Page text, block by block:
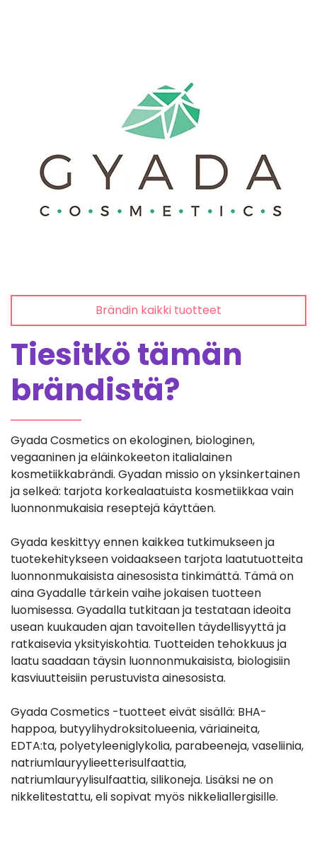
Brändin kaikki tuotteet
Tiesitkö tämän
brändistä?
Gyada Cosmetics on ekologinen, biologinen,
vegaaninen ja eläinkokeeton italialainen
kosmetiikkabrändi. Gyadan missio on yksinkertainen
ja selkeä: tarjota korkealaatuista kosmetiikkaa vain
luonnonmukaisia reseptejä käyttäen.
Gyada keskittyy ennen kaikkea tutkimukseen ja
tuotekehitykseen voidaakseen tarjota laatutuotteita
luonnonmukaisista ainesosista tinkimättä. Tämä on
aina Gyadalle tärkein vaihe jokaisen tuotteen
luomisessa. Gyadalla tutkitaan ja testataan ideoita
usean kuukauden ajan tavoitellen täydellisyyttä ja
ratkaisevia yksityiskohtia. Tuotteiden tehokkuus ja
laatu saadaan täysin luonnonmukaisista, biologisiin
kasviuutteisiin perustuvista ainesosista.
Gyada Cosmetics -tuotteet eivät sisällä: BHA-
happoa, butyylihydroksitolueenia, väriaineita,
EDTA:ta, polyetyleeniglykolia, parabeeneja, vaseliinia,
natriumlauryylieetterisulfaattia,
natriumlauryylisulfaattia, silikoneja. Lisäksi ne on
nikkelitestattu, eli sopivat myös nikkeliallergisille.